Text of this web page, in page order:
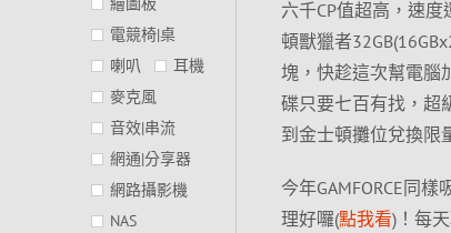
六千CP值超高，速
頓獸獵者
塊，快趁這次幫電腦
碟只要七百有找，超
到金士頓攤位兌換限
今年GAMFORCE同
理好囉(點我看)！每
電競椅|桌
喇叭
耳機
麥克風
音效|串流
網通|分享器
網路攝影機
NAS